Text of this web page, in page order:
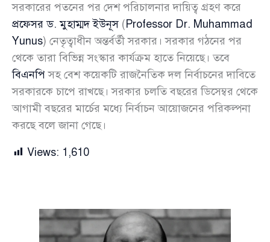
সরকারের পতনের পর দেশ পরিচালনার দায়িত্ব গ্রহণ করে
প্রফেসর ড. মুহাম্মদ ইউনূস(Professor Dr. Muhammad
Yunus) নেতৃত্বাধীন অন্তর্বর্তী সরকার। সরকার গঠনের পর
থেকে তারা বিভিন্ন সংস্কার কার্যক্রম হাতে নিয়েছে। তবে
বিএনপিসহ বেশ কয়েকটি রাজনৈতিক দল নির্বাচনের দাবিতে
সরকারকে চাপে রাখছে। সরকার চলতি বছরের ডিসেম্বর থেকে
আগামী বছরের মার্চের মধ্যে নির্বাচন আয়োজনের পরিকল্পনা
করছে বলে জানা গেছে।
Views: 1,610